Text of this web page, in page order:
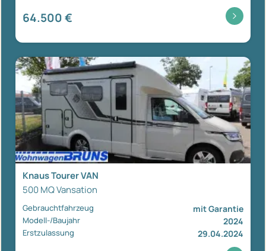
64.500 €
Knaus Tourer VAN
500 MQ Vansation
Gebrauchtfahrzeug mit Garantie
Modell-/Baujahr 2024
Erstzulassung 29.04.2024